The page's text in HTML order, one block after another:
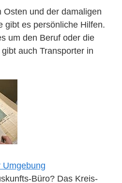
Osten und der damaligen
gibt es persönliche Hilfen.
um den Beruf oder die
auch Transporter in
Umgebung
Büro? Das Kreis-